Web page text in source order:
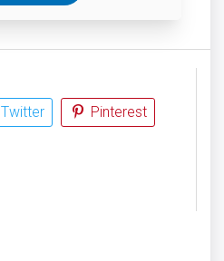
Twitter
Pinterest